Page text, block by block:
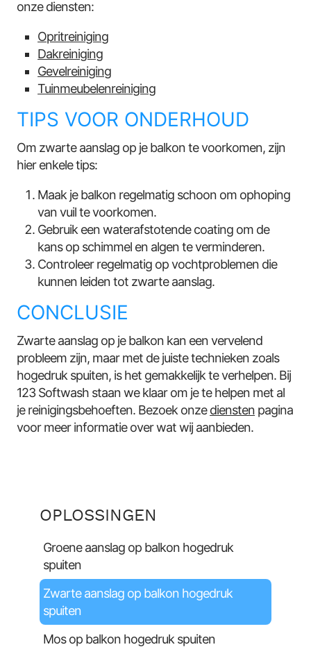
onze diensten:
Opritreiniging
Dakreiniging
Gevelreiniging
Tuinmeubelenreiniging
TIPS VOOR ONDERHOUD
Om zwarte aanslag op je balkon te voorkomen, zijn
hier enkele tips:
Maak je balkon regelmatig schoon om ophoping
van vuil te voorkomen.
Gebruik een waterafstotende coating om de
kans op schimmel en algen te verminderen.
Controleer regelmatig op vochtproblemen die
kunnen leiden tot zwarte aanslag.
CONCLUSIE
Zwarte aanslag op je balkon kan een vervelend
probleem zijn, maar met de juiste technieken zoals
hogedruk spuiten, is het gemakkelijk te verhelpen. Bij
123 Softwash staan we klaar om je te helpen met al
je reinigingsbehoeften. Bezoek onzediensten pagina
voor meer informatie over wat wij aanbieden.
OPLOSSINGEN
Groene aanslag op balkon hogedruk
spuiten
Zwarte aanslag op balkon hogedruk
spuiten
Mos op balkon hogedruk spuiten